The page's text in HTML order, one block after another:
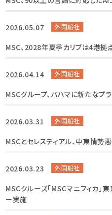
2026.05.07 外国船社
MSC、2028年夏季カリブは4港拠
2026.04.14 外国船社
MSCグループ、バハマに新たなプ
2026.03.31 外国船社
MSCとセレスティアル、中東情勢
2026.03.23 外国船社
MSCクルーズ「MSCマニフィカ」
ー実施